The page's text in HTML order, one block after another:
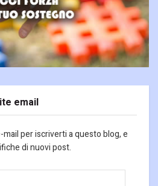
email
per iscriverti a questo blog, e
di nuovi post.